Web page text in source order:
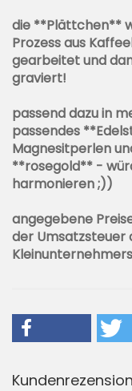
die **Plättchen**
Prozess aus
gearbeitet und
graviert!
passend dazu in
passendes
Magnesitperlen
**rosegold** -
harmonieren ;))
angegebene
der Umsatzsteuer